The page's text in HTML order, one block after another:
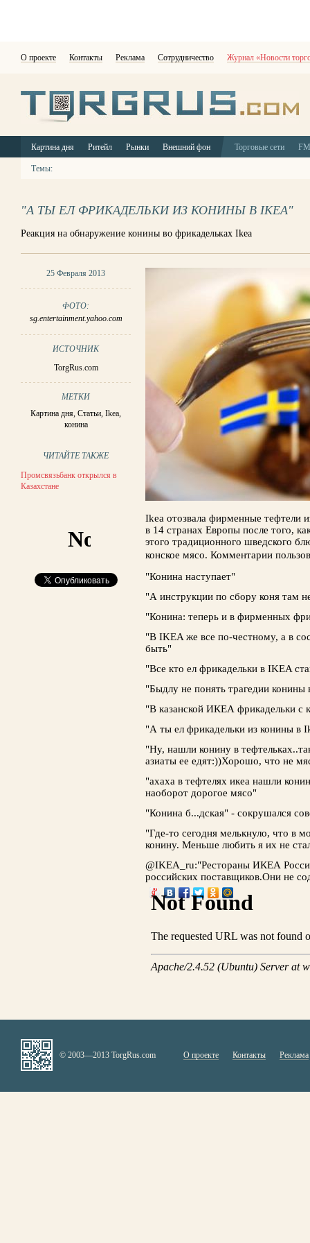
О проекте Контакты Реклама Сотрудничество Журнал «Новости
Картина дня Ритейл Рынки Внешний фон Торговые сети
Темы:
"А ТЫ ЕЛ ФРИКАДЕЛЬКИ ИЗ КОНИНЫ В IKEA"
Реакция на обнаружение конины во фрикадельках Ikea
25 Февраля 2013
ФОТО:
sg.entertainment.yahoo.com
ИСТОЧНИК
TorgRus.com
МЕТКИ
Картина дня,Статьи,Ikea,
конина
ЧИТАЙТЕ ТАКЖЕ
Промсвязьбанк открылся в
Казахстане
Ikea отозвала фирменные тефтели
в 14 странах Европы после того,
этого традиционного шведского
конское мясо. Комментарии
"Конина наступает"
"А инструкции по сбору коня там
"Конина: теперь и в фирменных
"В IKEA же все по-честному, а в
быть"
"Все кто ел фрикадельки в IKEA
"Быдлу не понять трагедии
"В казанской ИКЕА фрикадельки с
"А ты ел фрикадельки из конины в
"Ну, нашли конину в
азиаты ее едят:))Хорошо, что не
"ахаха в тефтелях икеа нашли
наоборот дорогое мясо"
"Конина б...дская" - сокрушался
"Где-то сегодня мелькнуло, что в
конину. Меньше любить я их не
@IKEA_ru:"Рестораны ИКЕА
российских поставщиков.Они не
© 2003—2013 TorgRus.com О проекте Контакты Реклама